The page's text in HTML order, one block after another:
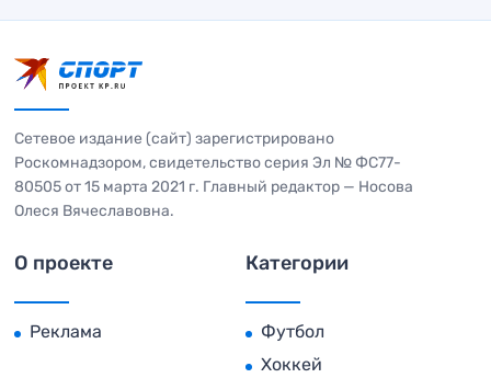
Сетевое издание (сайт) зарегистрировано
Роскомнадзором, свидетельство серия Эл № ФС77-
80505 от 15 марта 2021 г. Главный редактор — Носова
Олеся Вячеславовна.
О проекте
Реклама
Категории
Футбол
Хоккей